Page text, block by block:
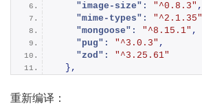
"image-size":
"^0.8.3" ,
"mime-types":
"^2.1.35"
"mongoose":
"^8.15.1" ,
"pug":
"^3.0.3" ,
"zod":
"^3.25.61"
} ,
重新编译：